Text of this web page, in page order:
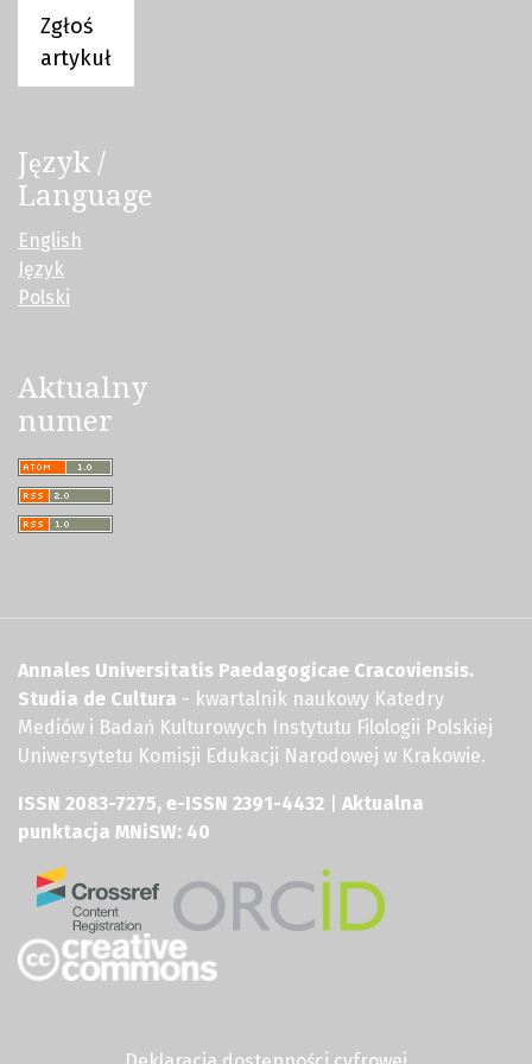
Zgłoś
artykuł
Język /
Language
English
Język
Polski
Aktualny
numer
Annales Universitatis Paedagogicae Cracoviensis.
Studia de Cultura - kwartalnik naukowy Katedry
Mediów i Badań Kulturowych Instytutu Filologii Polskiej
Uniwersytetu Komisji Edukacji Narodowej w Krakowie.
ISSN 2083-7275, e-ISSN 2391-4432
Aktualna
punktacja MNiSW: 40